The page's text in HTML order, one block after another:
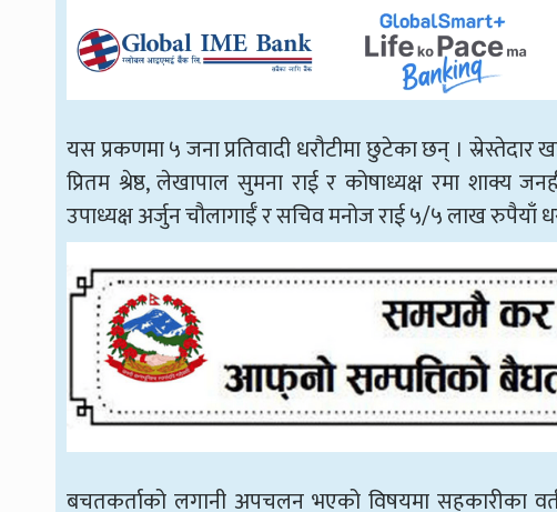
यस प्रकणमा ५ जना प्रतिवादी धरौटीमा छुटेका छन् ।
प्रितम श्रेष्ठ, लेखापाल सुमना राई र कोषाध्यक्ष रमा शाक्य
उपाध्यक्ष अर्जुन चौलागाईँ र सचिव मनोज राई ५/५ लाख रुपैयाँ
बचतकर्ताको लगानी अपचलन भएको विषयमा सहकारीका